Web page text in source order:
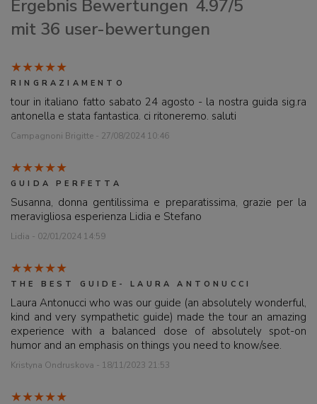
Ergebnis Bewertungen 4.97/5
mit 36 user-bewertungen
RINGRAZIAMENTO
tour in italiano fatto sabato 24 agosto - la nostra guida sig.ra
antonella e stata fantastica. ci ritoneremo. saluti
Campagnoni Brigitte - 27/08/2024 10:46
GUIDA PERFETTA
Susanna, donna gentilissima e preparatissima, grazie per la
meravigliosa esperienza Lidia e Stefano
Lidia - 02/01/2024 14:59
THE BEST GUIDE- LAURA ANTONUCCI
Laura Antonucci who was our guide (an absolutely wonderful,
kind and very sympathetic guide) made the tour an amazing
experience with a balanced dose of absolutely spot-on
humor and an emphasis on things you need to know/see.
Kristyna Ondruskova - 18/11/2023 21:53